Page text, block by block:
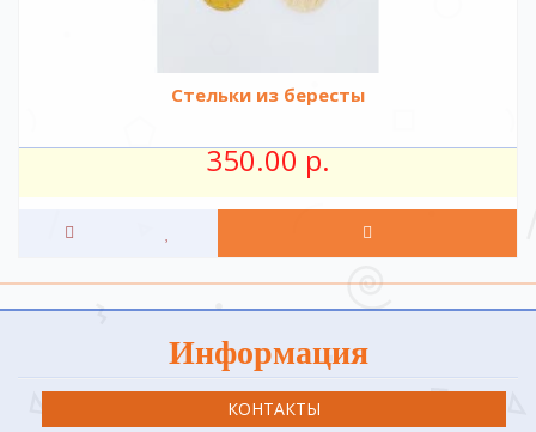
Стельки из бересты
350.00 р.
Информация
КОНТАКТЫ